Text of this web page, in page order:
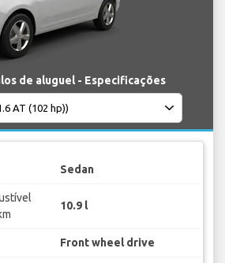
de aluguel - Especificações
Sedan
10.9 l
Front wheel drive